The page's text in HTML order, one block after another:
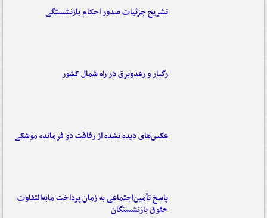
تشریح جزئیات صدور احکام بازنشستگی
رگبار و رعدوبرق در راه شمال کشور
عکس‌های دیده نشده از رفاقت دو فرمانده‌ موشکی
پاسخ تأمین‌اجتماعی به زمان پرداخت مابه‌التفاوت
حقوق بازنشستگان